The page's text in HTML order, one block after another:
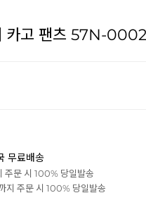
카고 팬츠 57N-0002
무료배송
주문 시 100% 당일발송
지 주문 시 100% 당일발송